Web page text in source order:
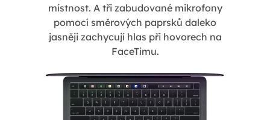
místnost. A tři zabudované mikrofony
pomocí směrových paprsků daleko
jasněji zachycují hlas při hovorech na
FaceTimu.